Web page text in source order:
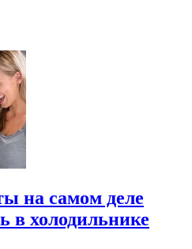
на самом деле
в холодильнике